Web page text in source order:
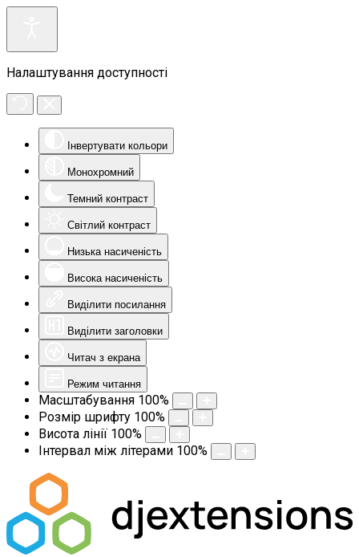
Налаштування доступності
Інвертувати кольори
Монохромний
Темний контраст
Світлий контраст
Низька насиченість
Висока насиченість
Виділити посилання
Виділити заголовки
Читач з екрана
Режим читання
Масштабування 100%
Розмір шрифту 100%
Висота лінії 100%
Інтервал між літерами 100%